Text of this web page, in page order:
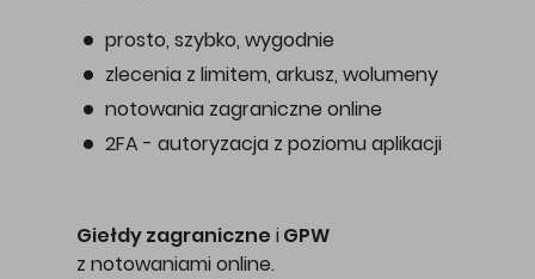
prosto, szybko, wygodnie
zlecenia z limitem, arkusz, wolumeny
notowania zagraniczne online
2FA - autoryzacja z poziomu aplikacji
Giełdy zagraniczne i GPW
z notowaniami online.